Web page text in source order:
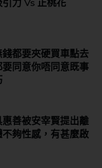
錢都要夾硬買車點去
同意你唔同意既事
惠善被安宰賢提出離
夠性感，有甚麼啟